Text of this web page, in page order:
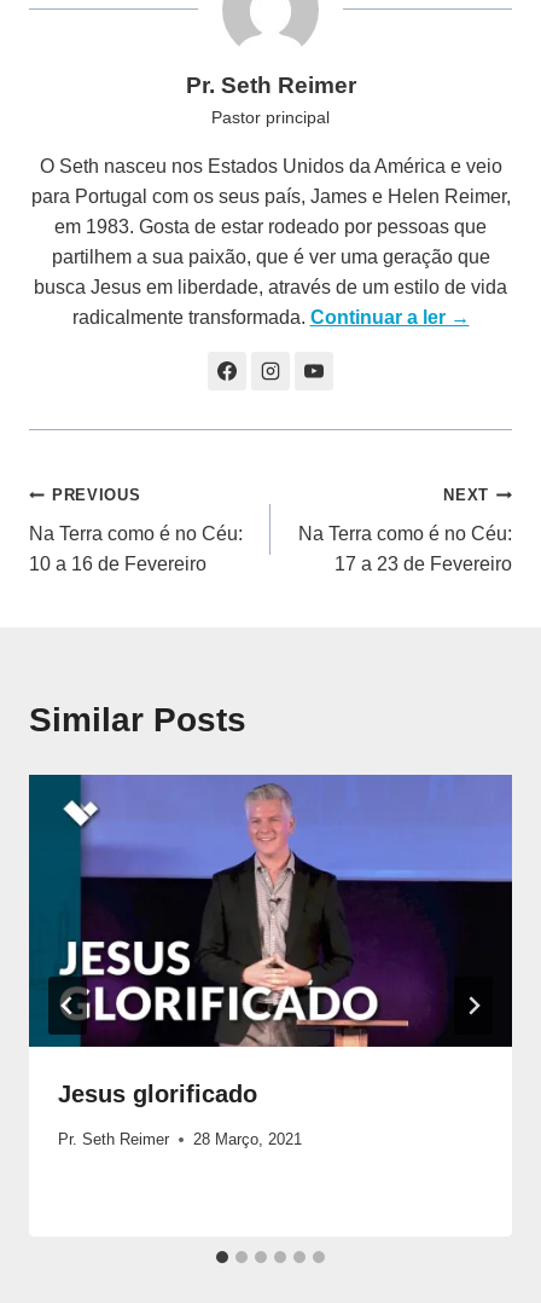
Pr. Seth Reimer
Pastor principal
O Seth nasceu nos Estados Unidos da América e veio
para Portugal com os seus país, James e Helen Reimer,
em 1983. Gosta de estar rodeado por pessoas que
partilhem a sua paixão, que é ver uma geração que
busca Jesus em liberdade, através de um estilo de vida
radicalmente transformada. Continuar a ler →
Navegação
de
PREVIOUS
Na Terra como é no Céu:
10 a 16 de Fevereiro
NEXT
Na Terra como é no Céu:
17 a 23 de Fevereiro
Similar Posts
Jesus glorificado
Pr. Seth Reimer 28 Março, 2021